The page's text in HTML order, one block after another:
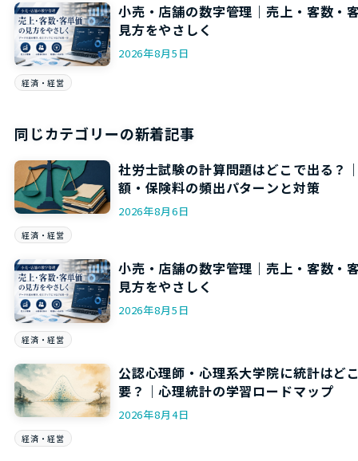
小売・店舗の数字管理｜売上・客数・
見方をやさしく
2026年8月5日
経済・経営
同じカテゴリーの新着記事
社労士試験の計算問題はどこで出る？
額・保険料の頻出パターンと対策
2026年8月6日
経済・経営
小売・店舗の数字管理｜売上・客数・
見方をやさしく
2026年8月5日
経済・経営
公認心理師・心理系大学院に統計はど
要？｜心理統計の学習ロードマップ
2026年8月4日
経済・経営